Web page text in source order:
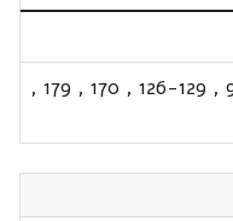
,
126-129
,
170
,
179
,